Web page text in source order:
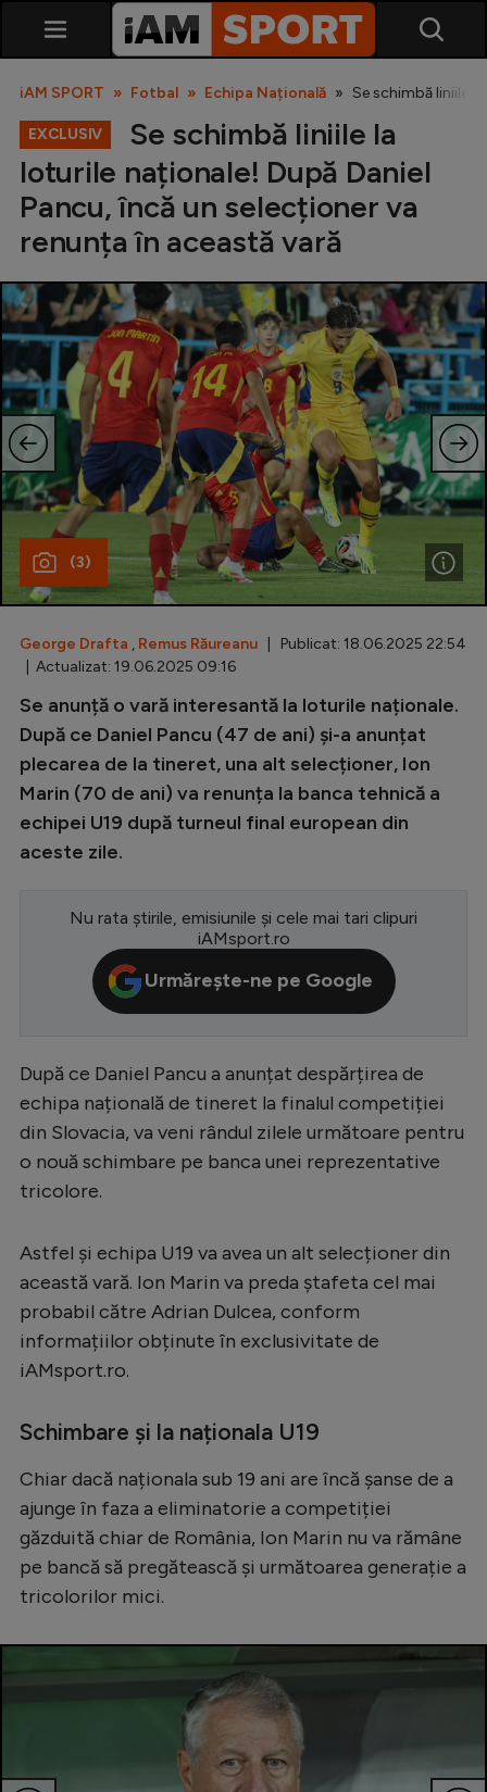
SuperLiga
Liga 2
Cupa României
Echipa Națională
U21
Fotbal feminin
Special
Diverse
Inedit
Clasamente
Champions League
Europa League
Premier League
LaLiga
Serie A
Ligue 1
Campionate
Starurile fotbalului
Stranieri
Clasamente
Handbal
Natație
Formula 1
Gimnastică
Auto
Rugby
Alte sporturi
JO 2024
iAM SPORT Fotbal Echipa Națională Se schimbă liniile
EXCLUSIV
Se schimbă liniile la
loturile naționale! După Daniel
Pancu, încă un selecționer va
renunța în această vară
(3)
George Drafta , Remus Răureanu | Publicat: 18.06.2025 22:54
| Actualizat: 19.06.2025 09:16
Se anunță o vară interesantă la loturile naționale.
După ce Daniel Pancu (47 de ani) și-a anunțat
plecarea de la tineret, una alt selecționer, Ion
Marin (70 de ani) va renunța la banca tehnică a
echipei U19 după turneul final european din
aceste zile.
Nu rata știrile, emisiunile și cele mai tari clipuri
iAMsport.ro
Urmărește-ne pe Google
După ce Daniel Pancu a anunțat despărțirea de
echipa națională de tineret la finalul competiției
din Slovacia, va veni rândul zilele următoare pentru
o nouă schimbare pe banca unei reprezentative
tricolore.
Astfel și echipa U19 va avea un alt selecționer din
această vară. Ion Marin va preda ștafeta cel mai
probabil către Adrian Dulcea, conform
informațiilor obținute în exclusivitate de
iAMsport.ro.
Schimbare și la naționala U19
Chiar dacă naționala sub 19 ani are încă șanse de a
ajunge în faza a eliminatorie a competiției
găzduită chiar de România, Ion Marin nu va rămâne
pe bancă să pregătească și următoarea generație a
tricolorilor mici.